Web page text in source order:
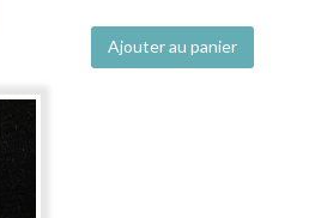
Ajouter au panier